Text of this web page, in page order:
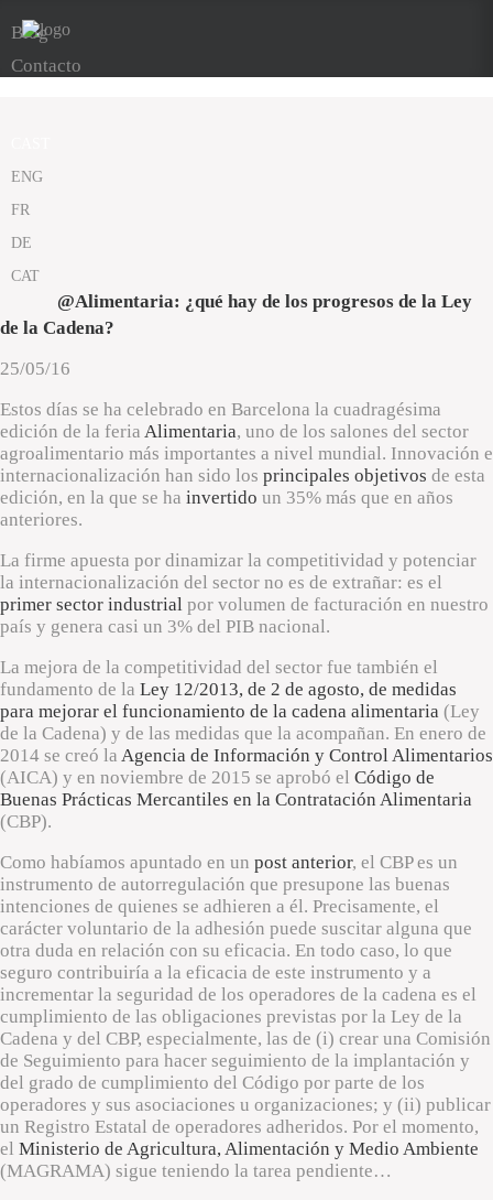
Blog
Contacto
ENG
FR
DE
CAT
@Alimentaria: ¿qué hay de los progresos de la Ley
de la Cadena?
25/05/16
Estos días se ha celebrado en Barcelona la cuadragésima
edición de la feria Alimentaria, uno de los salones del sector
agroalimentario más importantes a nivel mundial. Innovación e
internacionalización han sido los principales objetivos de esta
edición, en la que se ha invertido un 35% más que en años
anteriores.
La firme apuesta por dinamizar la competitividad y potenciar
la internacionalización del sector no es de extrañar: es el
primer sector industrial por volumen de facturación en nuestro
país y genera casi un 3% del PIB nacional.
La mejora de la competitividad del sector fue también el
fundamento de la Ley 12/2013, de 2 de agosto, de medidas
para mejorar el funcionamiento de la cadena alimentaria (Ley
de la Cadena) y de las medidas que la acompañan. En enero de
2014 se creó la Agencia de Información y Control Alimentarios
(AICA) y en noviembre de 2015 se aprobó el Código de
Buenas Prácticas Mercantiles en la Contratación Alimentaria
(CBP).
Como habíamos apuntado en un post anterior, el CBP es un
instrumento de autorregulación que presupone las buenas
intenciones de quienes se adhieren a él. Precisamente, el
carácter voluntario de la adhesión puede suscitar alguna que
otra duda en relación con su eficacia. En todo caso, lo que
seguro contribuiría a la eficacia de este instrumento y a
incrementar la seguridad de los operadores de la cadena es el
cumplimiento de las obligaciones previstas por la Ley de la
Cadena y del CBP, especialmente, las de (i) crear una Comisión
de Seguimiento para hacer seguimiento de la implantación y
del grado de cumplimiento del Código por parte de los
operadores y sus asociaciones u organizaciones; y (ii) publicar
un Registro Estatal de operadores adheridos. Por el momento,
el Ministerio de Agricultura, Alimentación y Medio Ambiente
(MAGRAMA) sigue teniendo la tarea pendiente…